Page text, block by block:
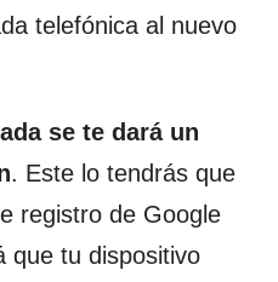
telefónica al nuevo
se te dará un
. Este lo tendrás que
registro de Google
que tu dispositivo